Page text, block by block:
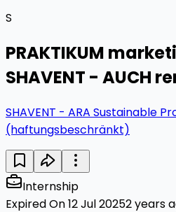
S
PRAKTIKUM
SHAVENT - AUCH
SHAVENT - ARA Sustainable
(haftungsbeschränkt)
Internship
Expired On 12 Jul 20252 years